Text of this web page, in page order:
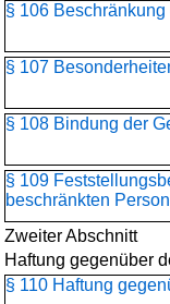
§ 106
§ 107
§ 108 Bindung der
§ 109
beschränkten
Zweiter Abschnitt
Haftung gegenüber
§ 110 Haftung